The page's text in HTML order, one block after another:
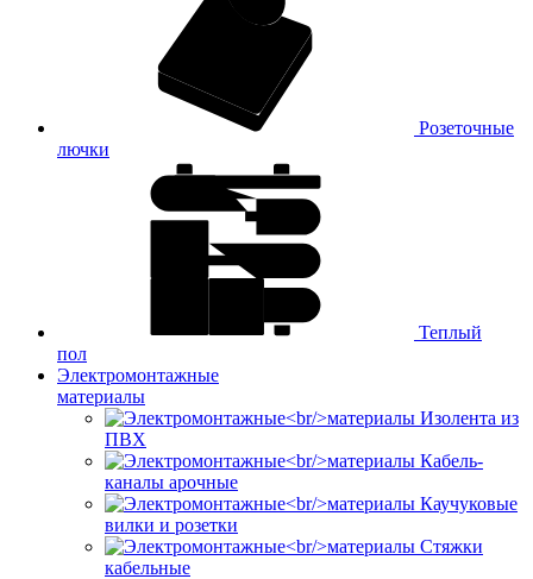
Розеточные
лючки
Теплый
пол
Электромонтажные
материалы
Изолента из
ПВХ
Кабель-
каналы арочные
Каучуковые
вилки и розетки
Стяжки
кабельные